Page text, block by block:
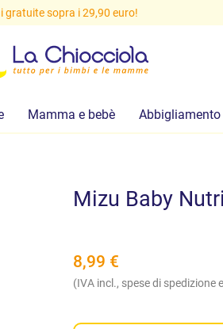
gratuite sopra i 29,90 euro!
Mamma e bebè Abbigliamento
Mizu Baby
8,99 €
(IVA incl., spese di spedizione